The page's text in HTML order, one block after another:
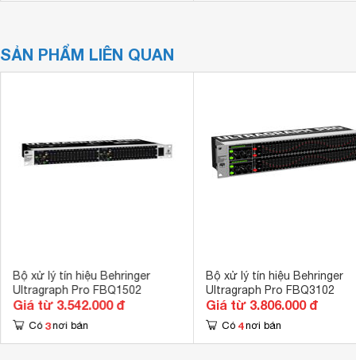
SẢN PHẨM LIÊN QUAN
Bộ xử lý tín hiệu Behringer
Ultragraph Pro FBQ1502
Giá từ 3.542.000 đ
Có 3 nơi bán
Bộ xử lý tín hiệu Behringer
Ultragraph Pro FBQ3102
Giá từ 3.806.000 đ
Có 4 nơi bán